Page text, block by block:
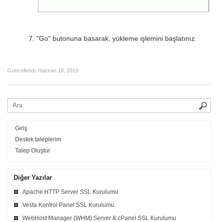
"Go" butonuna basarak, yükleme işlemini başlatınız.
Güncellendi: Haziran 18, 2019
Giriş
Destek taleplerim
Talep Oluştur
Diğer Yazılar
Apache HTTP Server SSL Kurulumu
Vesta Kontrol Panel SSL Kurulumu
WebHost Manager (WHM) Server & cPanel SSL Kurulumu